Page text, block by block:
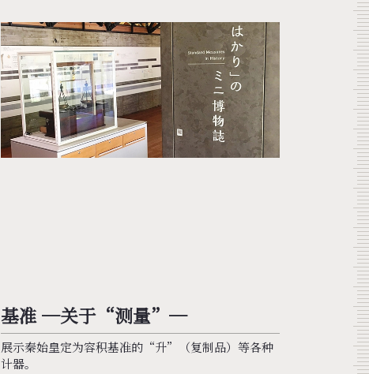
基准 ─关于“测量”─
展示秦始皇定为容积基准的“升”（复制品）等各种
计器。